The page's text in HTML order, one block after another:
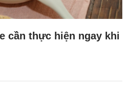
cần thực hiện ngay khi